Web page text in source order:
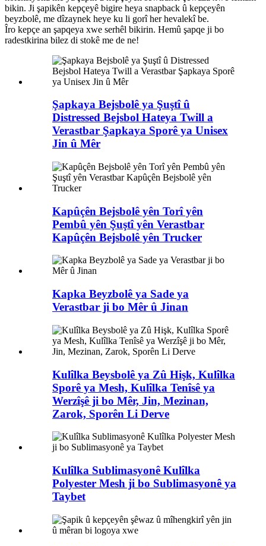
bikin. Ji şapikên kepçeyê bigire heya snapback û kepçeyên
beyzbolê, me dîzaynek heye ku li gorî her hevalekî be.
Îro kepçe an şapqeya xwe serhêl bikirin. Hemû şapqe ji bo
radestkirina bilez di stokê me de ne!
Şapkaya Bejsbolê ya Şuştî û
Distressed Bejsbol Hateya Twill a
Verastbar Şapkaya Sporê ya Unisex
Jin û Mêr
Kapûçên Bejsbolê yên Torî yên
Pembû yên Şuştî yên Verastbar
Kapûçên Bejsbolê yên Trucker
Kapka Beyzbolê ya Sade ya
Verastbar ji bo Mêr û Jinan
Kulîlka Beysbolê ya Zû Hişk, Kulîlka
Sporê ya Mesh, Kulîlka Tenîsê ya
Werzîşê ji bo Mêr, Jin, Mezinan,
Zarok, Sporên Li Derve
Kulîlka Sublimasyonê Kulîlka
Polyester Mesh ji bo Sublimasyonê ya
Taybet